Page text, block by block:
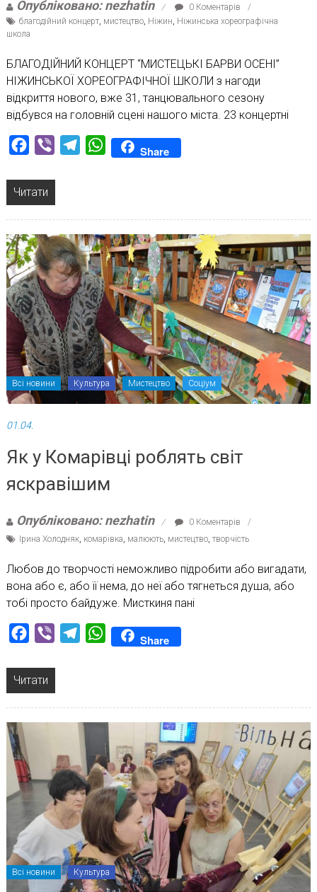
Опубліковано: nezhatin
0 Коментарів
благодійний концерт, мистецтво, Ніжин Ніжинська хореографічна
школа
БЛАГОДІЙНИЙ КОНЦЕРТ “МИСТЕЦЬКІ БАРВИ ОСЕНІ”
НІЖИНСЬКОЇ ХОРЕОГРАФІЧНОЇ ШКОЛИ з нагоди
відкриття нового, вже 31, танцювального сезону
відбувся на головній сцені нашого міста. 23 концертні
Facebook
Viber TelegramWhatsAppShare
Читати
Всі новини Культура Мистецтво Соціум
01.04.
Як у Комарівці роблять світ
яскравішим
Опубліковано: nezhatin
0 Коментарів
Ірина Холодняк, комарівка, малюють, мистецтво, творчість
Любов до творчості неможливо підробити або вигадати,
вона або є, або її нема, до неї або тягнеться душа, або
тобі просто байдуже. Мисткиня пані
Facebook
Viber TelegramWhatsAppShare
Читати
Всі новини Культура